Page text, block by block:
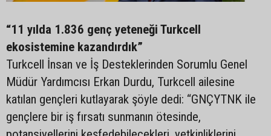
“11 yılda 1.836 genç yeteneği Turkcell
ekosistemine kazandırdık”
Turkcell İnsan ve İş Desteklerinden Sorumlu Genel
Müdür Yardımcısı Erkan Durdu, Turkcell ailesine
katılan gençleri kutlayarak şöyle dedi: “GNÇYTNK ile
gençlere bir iş fırsatı sunmanın ötesinde,